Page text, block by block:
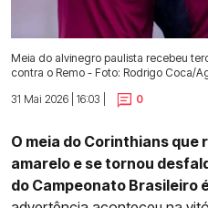
Meia do alvinegro paulista recebeu
contra o Remo - Foto: Rodrigo Coca/
31 Mai 2026 | 16:03 |
0
O meia do Corinthians
amarelo e se tornou
do Campeonato Brasileiro